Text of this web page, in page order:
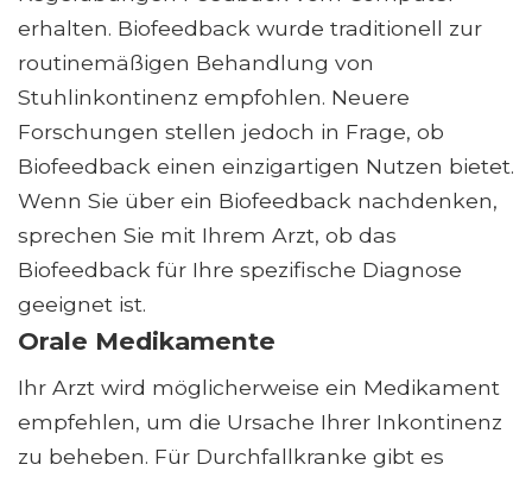
erhalten. Biofeedback wurde traditionell zur
routinemäßigen Behandlung von
Stuhlinkontinenz empfohlen. Neuere
Forschungen stellen jedoch in Frage, ob
Biofeedback einen einzigartigen Nutzen bietet.
Wenn Sie über ein Biofeedback nachdenken,
sprechen Sie mit Ihrem Arzt, ob das
Biofeedback für Ihre spezifische Diagnose
geeignet ist.
Orale Medikamente
Ihr Arzt wird möglicherweise ein Medikament
empfehlen, um die Ursache Ihrer Inkontinenz
zu beheben. Für Durchfallkranke gibt es